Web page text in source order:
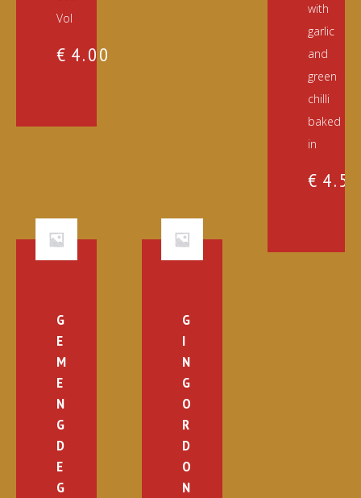
with
garlic
and
green
chilli
baked
in
€
Vol
€ 4.00
G
E
M
E
N
G
D
E
G
G
I
N
G
O
R
D
O
N